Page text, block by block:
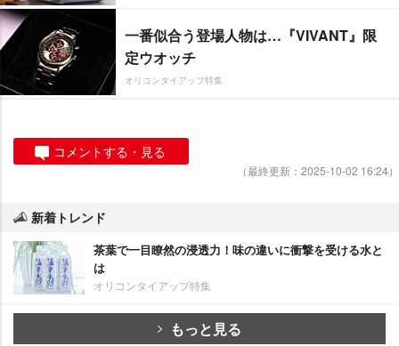
一番似合う登場人物は…『VIVANT』限
定ウオッチ
オリコンタイアップ特集
コメントする・見る
（最終更新：2025-10-02 16:24）
新着トレンド
茶葉で一目瞭然の浸透力！味の違いに衝撃を受ける水と
は
オリコンタイアップ特集
もっと見る